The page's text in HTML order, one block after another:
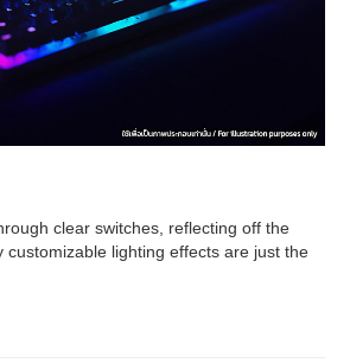
clear switches, reflecting off the
customizable lighting effects are just the